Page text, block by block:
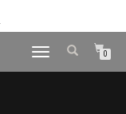
TOGGLE
0